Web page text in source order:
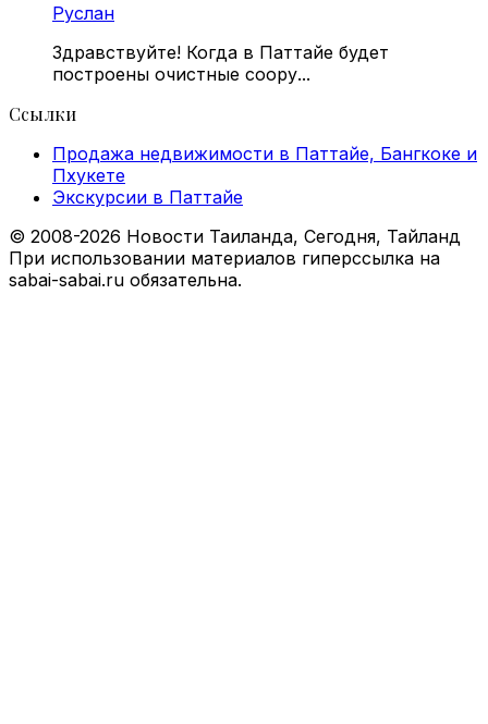
Руслан
Здравствуйте! Когда в Паттайе будет
построены очистные соору...
Ссылки
Продажа недвижимости в Паттайе, Бангкоке и
Пхукете
Экскурсии в Паттайе
© 2008-2026 Новости Таиланда, Сегодня, Тайланд
При использовании материалов гиперссылка на
sabai-sabai.ru обязательна.